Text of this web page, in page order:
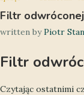
Filtr
written byPiotr
Filtr
Czytając ostatnimi